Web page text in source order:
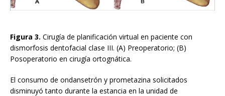
Figura 3. Cirugía de planificación virtual en paciente con
dismorfosis dentofacial clase III. (A) Preoperatorio; (B)
Posoperatorio en cirugía ortognática.
El consumo de ondansetrón y prometazina solicitados
disminuyó tanto durante la estancia en la unidad de